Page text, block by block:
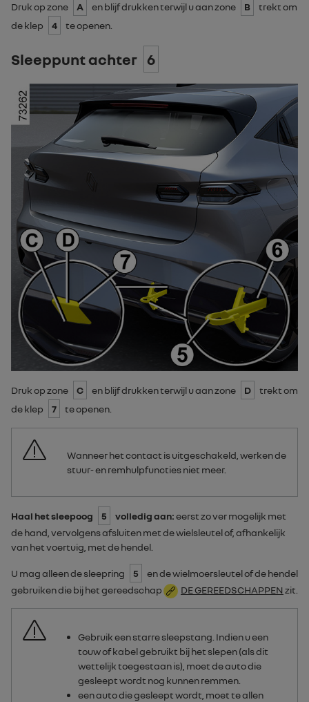
Druk op zone A en blijf drukken terwijl u aan zone B
trekt om
de klep
4 te openen.
Sleeppunt achter 6
Druk op zone C en blijf drukken terwijl u aan zone D
trekt om
de klep
7 te openen.
Wanneer het contact is uitgeschakeld, werken de
stuur- en remhulpfuncties niet meer.
Haal het sleepoog 5 volledig aan:eerst zo ver mogelijk met
de hand, vervolgens afsluiten met de wielsleutel of, afhankelijk
van het voertuig, met de hendel.
U mag alleen de sleepring 5
en de wielmoersleutel of de hendel
gebruiken die bij het gereedschap
DE GEREEDSCHAPPENzit.
Gebruik een starre sleepstang. Indien u een
touw of kabel gebruikt bij het slepen (als dit
wettelijk toegestaan is), moet de auto die
gesleept wordt nog kunnen remmen.
een auto die gesleept wordt, moet te allen